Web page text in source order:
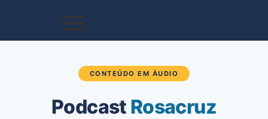
CONTEÚDO EM ÁUDIO
Podcast Rosacruz